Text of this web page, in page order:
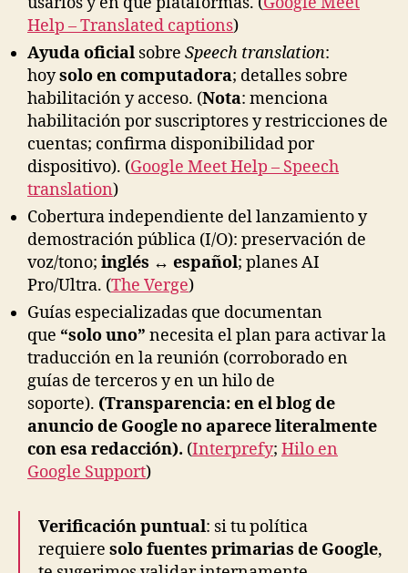
Help – Translated captions)
Ayuda oficial sobre Speech translation:
hoysolo en computadora; detalles sobre
habilitación y acceso. (Nota: menciona
habilitación por suscriptores y restricciones de
cuentas; confirma disponibilidad por
dispositivo). (Google Meet Help – Speech
translation)
Cobertura independiente del lanzamiento y
demostración pública (I/O): preservación de
voz/tono; inglés ↔ español; planes AI
Pro/Ultra. (The Verge)
Guías especializadas que documentan
que “solo uno” necesita el plan para activar la
traducción en la reunión (corroborado en
guías de terceros y en un hilo de
soporte). (Transparencia: en el blog de
anuncio de Google no aparece literalmente
con esa redacción). (Interprefy; Hilo en
Google Support)
Verificación puntual: si tu política
requiere solo fuentes primarias de Google,